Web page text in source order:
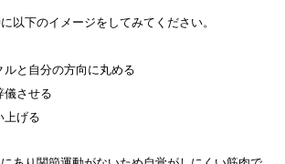
以下のイメージをしてみてください。
と自分の方向に丸める
儀させる
上げる